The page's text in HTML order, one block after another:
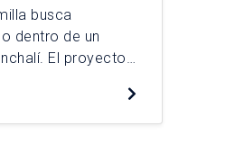
busca
dentro de un
El proyecto
barrial. A